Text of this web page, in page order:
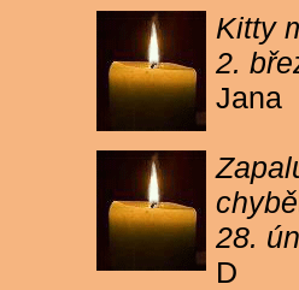
Kitty
2.
Jana
28.
D